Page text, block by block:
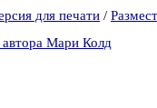
для печати /
автора Мари Колд